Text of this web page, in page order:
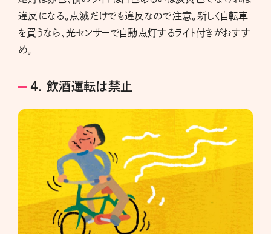
違反になる。点滅だけでも違反なので注意。新しく自転車
を買うなら、光センサーで自動点灯するライト付きがおすす
め。
4. 飲酒運転は禁止